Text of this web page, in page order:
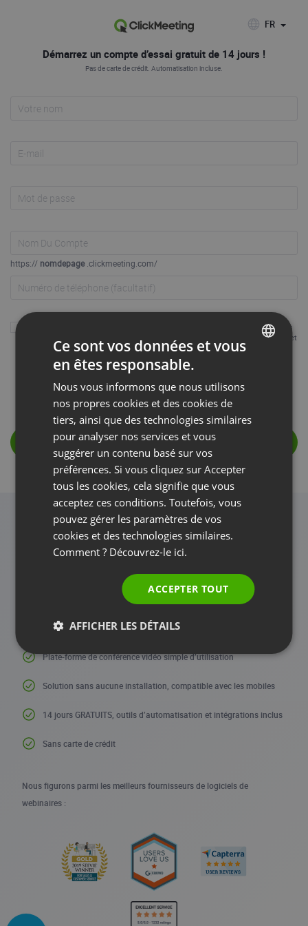
FR
Démarrez un compte d’essai gratuit de 14 jours !
Pas de carte de crédit. Automatisation incluse.
https:// nomdepage .clickmeeting.com/
Je souhaite tester gratuitement la plate-forme ClickMeeting pendant 14 jours
en échange de mon acceptation de recevoir des informations commerciales et
éducatives sur la plate-forme. En savoir plus
En cliquant le bouton d’activation, j’accepte laPolitique de Confidentialite
Conditions Generales d’Utilisation
confirme la création d’un compte d’essai pour usage professionnel,
ACCEPTER ET DÉMARRER GRATUITEMENT
Restez en contact avec vos étudiants,
vos clients et vos membres d'équipe
grâce aux réunions en ligne et aux
Plate-forme de conférence vidéo simple d’utilisation
Solution sans aucune installation, compatible avec les mobiles
14 jours GRATUITS, outils d’automatisation et intégrations inclus
Sans carte de crédit
Nous figurons parmi les meilleurs fournisseurs de logiciels de
webinaires :
FRENCH
GERMAN
SPANISH
PORTUGUESE
Ce sont vos données et vous
en êtes responsable.
Nous vous informons que nous utilisons
nos propres cookies et des cookies de
tiers, ainsi que des technologies similaires
pour analyser nos services et vous
suggérer un contenu basé sur vos
préférences. Si vous cliquez sur Accepter
tous les cookies, cela signifie que vous
acceptez ces conditions. Toutefois, vous
pouvez gérer les paramètres de vos
cookies et des technologies similaires.
Comment ? Découvrez-le ici.
ACCEPTER TOUT
AFFICHER LES DÉTAILS